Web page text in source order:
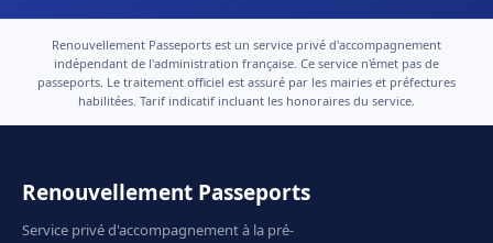
Renouvellement Passeports est un service privé d'accompagnement
indépendant de l'administration française. Ce service n'émet pas de
passeports. Le traitement officiel est assuré par les mairies et préfectures
habilitées. Tarif indicatif incluant les honoraires du service.
Renouvellement Passeports
Service privé d'accompagnement à la pré-